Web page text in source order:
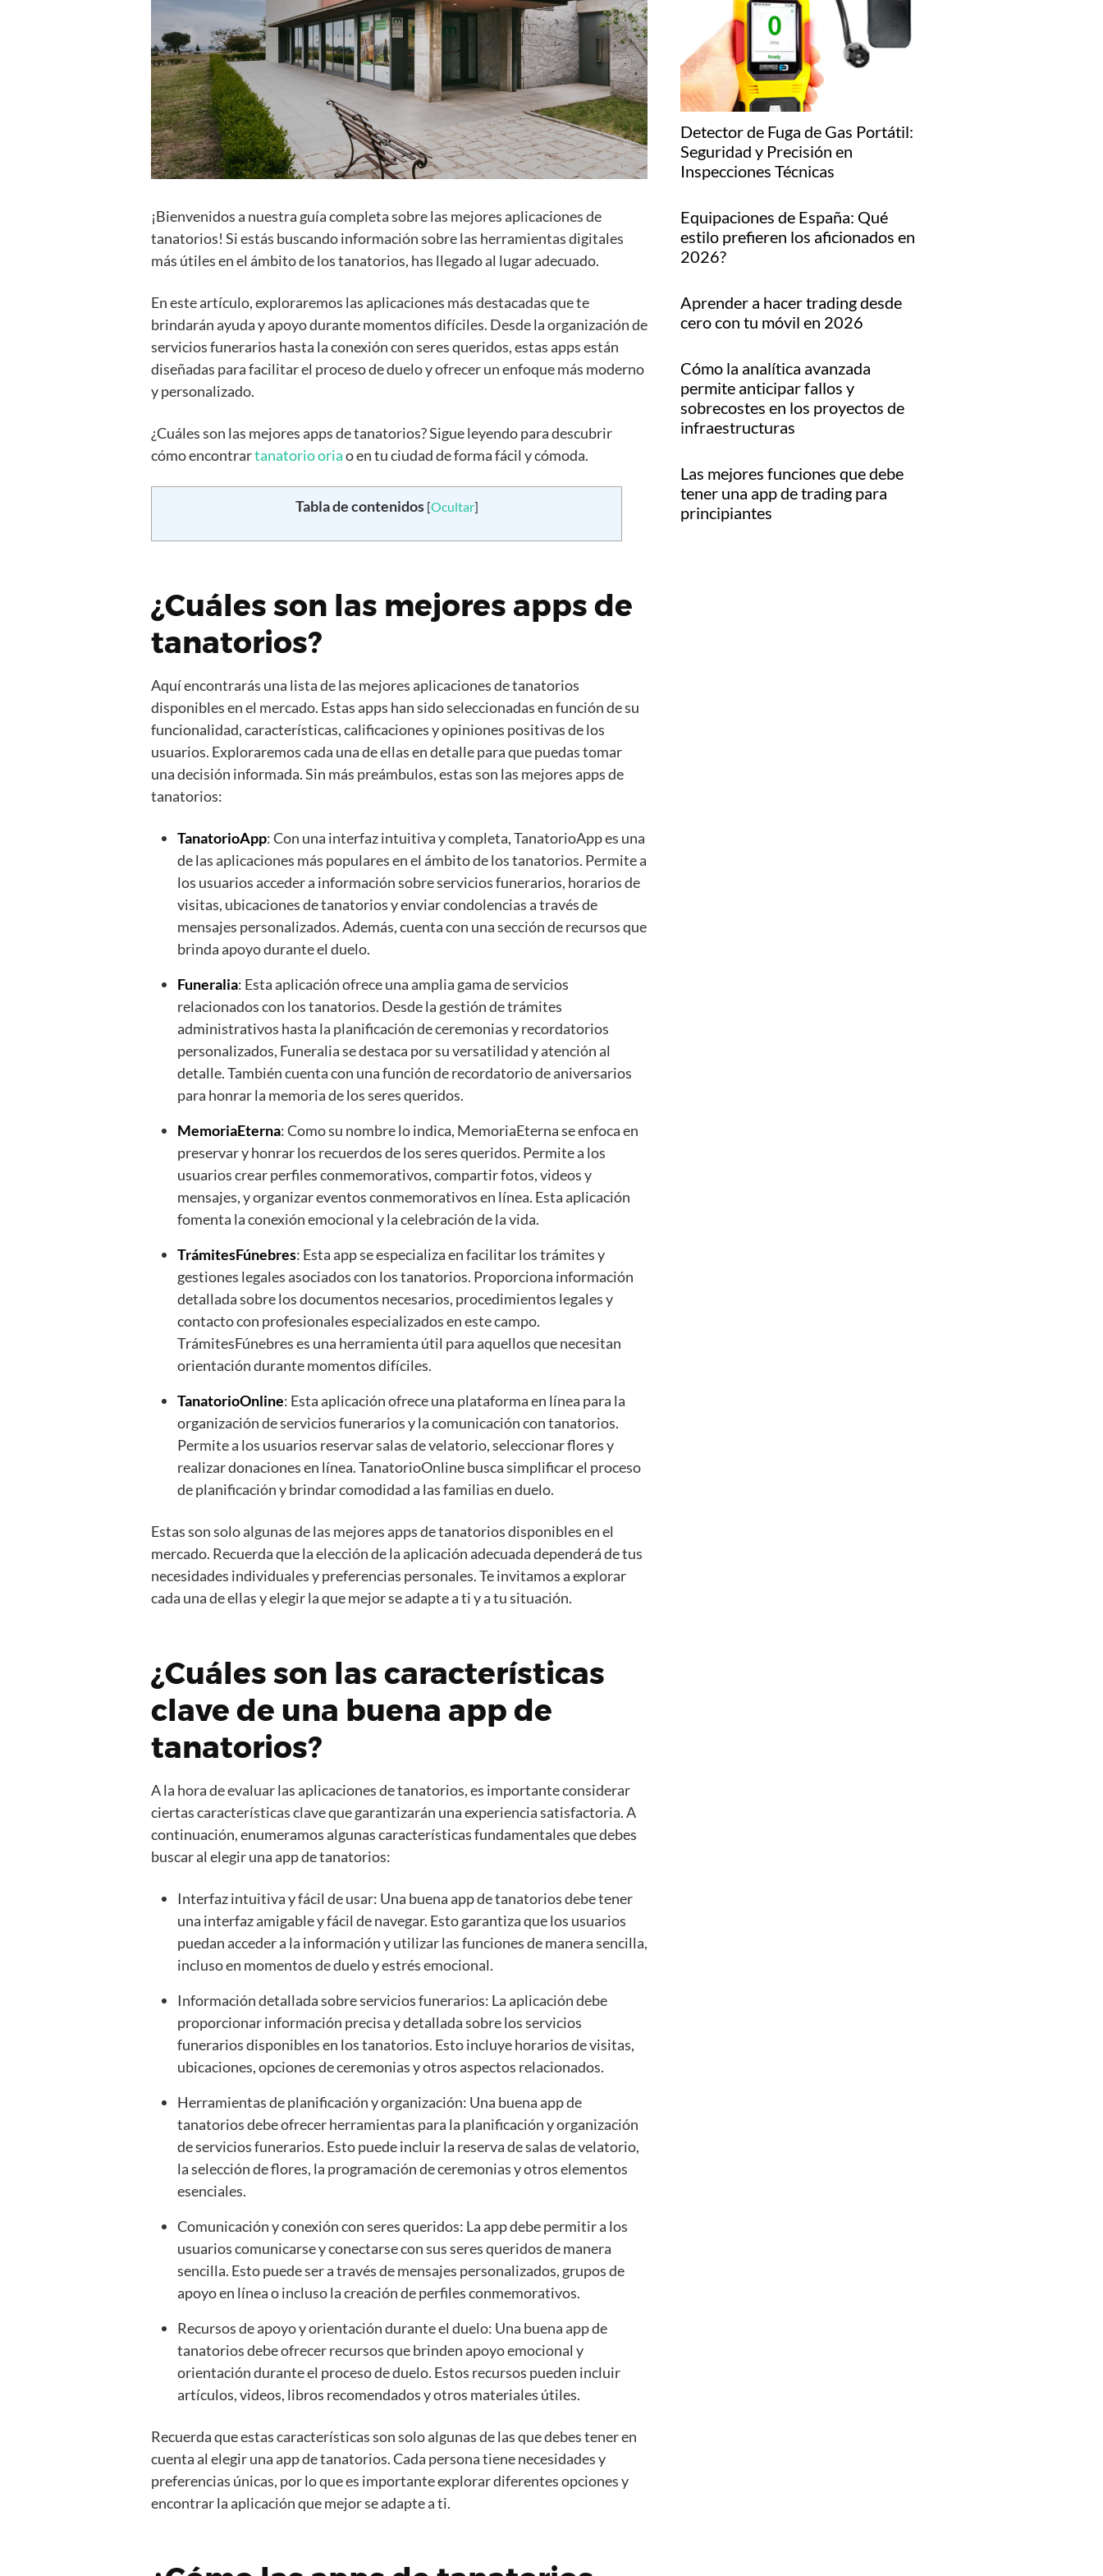
¡Bienvenidos a nuestra guía completa sobre las mejores aplicaciones de
tanatorios! Si estás buscando información sobre las herramientas digitales
más útiles en el ámbito de los tanatorios, has llegado al lugar adecuado.
En este artículo, exploraremos las aplicaciones más destacadas que te
brindarán ayuda y apoyo durante momentos difíciles. Desde la organización de
servicios funerarios hasta la conexión con seres queridos, estas apps están
diseñadas para facilitar el proceso de duelo y ofrecer un enfoque más moderno
y personalizado.
¿Cuáles son las mejores apps de tanatorios? Sigue leyendo para descubrir
cómo encontrartanatorio oriao en tu ciudad de forma fácil y cómoda.
Tabla de contenidos [Ocultar]
¿Cuáles son las mejores apps de
tanatorios?
Aquí encontrarás una lista de las mejores aplicaciones de tanatorios
disponibles en el mercado. Estas apps han sido seleccionadas en función de su
funcionalidad, características, calificaciones y opiniones positivas de los
usuarios. Exploraremos cada una de ellas en detalle para que puedas tomar
una decisión informada. Sin más preámbulos, estas son las mejores apps de
tanatorios:
TanatorioApp: Con una interfaz intuitiva y completa, TanatorioApp es una
de las aplicaciones más populares en el ámbito de los tanatorios. Permite a
los usuarios acceder a información sobre servicios funerarios, horarios de
visitas, ubicaciones de tanatorios y enviar condolencias a través de
mensajes personalizados. Además, cuenta con una sección de recursos que
brinda apoyo durante el duelo.
Funeralia: Esta aplicación ofrece una amplia gama de servicios
relacionados con los tanatorios. Desde la gestión de trámites
administrativos hasta la planificación de ceremonias y recordatorios
personalizados, Funeralia se destaca por su versatilidad y atención al
detalle. También cuenta con una función de recordatorio de aniversarios
para honrar la memoria de los seres queridos.
MemoriaEterna: Como su nombre lo indica, MemoriaEterna se enfoca en
preservar y honrar los recuerdos de los seres queridos. Permite a los
usuarios crear perfiles conmemorativos, compartir fotos, videos y
mensajes, y organizar eventos conmemorativos en línea. Esta aplicación
fomenta la conexión emocional y la celebración de la vida.
TrámitesFúnebres: Esta app se especializa en facilitar los trámites y
gestiones legales asociados con los tanatorios. Proporciona información
detallada sobre los documentos necesarios, procedimientos legales y
contacto con profesionales especializados en este campo.
TrámitesFúnebres es una herramienta útil para aquellos que necesitan
orientación durante momentos difíciles.
TanatorioOnline: Esta aplicación ofrece una plataforma en línea para la
organización de servicios funerarios y la comunicación con tanatorios.
Permite a los usuarios reservar salas de velatorio, seleccionar flores y
realizar donaciones en línea. TanatorioOnline busca simplificar el proceso
de planificación y brindar comodidad a las familias en duelo.
Estas son solo algunas de las mejores apps de tanatorios disponibles en el
mercado. Recuerda que la elección de la aplicación adecuada dependerá de tus
necesidades individuales y preferencias personales. Te invitamos a explorar
cada una de ellas y elegir la que mejor se adapte a ti y a tu situación.
¿Cuáles son las características
clave de una buena app de
tanatorios?
A la hora de evaluar las aplicaciones de tanatorios, es importante considerar
ciertas características clave que garantizarán una experiencia satisfactoria. A
continuación, enumeramos algunas características fundamentales que debes
buscar al elegir una app de tanatorios:
Interfaz intuitiva y fácil de usar: Una buena app de tanatorios debe tener
una interfaz amigable y fácil de navegar. Esto garantiza que los usuarios
puedan acceder a la información y utilizar las funciones de manera sencilla,
incluso en momentos de duelo y estrés emocional.
Información detallada sobre servicios funerarios: La aplicación debe
proporcionar información precisa y detallada sobre los servicios
funerarios disponibles en los tanatorios. Esto incluye horarios de visitas,
ubicaciones, opciones de ceremonias y otros aspectos relacionados.
Herramientas de planificación y organización: Una buena app de
tanatorios debe ofrecer herramientas para la planificación y organización
de servicios funerarios. Esto puede incluir la reserva de salas de velatorio,
la selección de flores, la programación de ceremonias y otros elementos
esenciales.
Comunicación y conexión con seres queridos: La app debe permitir a los
usuarios comunicarse y conectarse con sus seres queridos de manera
sencilla. Esto puede ser a través de mensajes personalizados, grupos de
apoyo en línea o incluso la creación de perfiles conmemorativos.
Recursos de apoyo y orientación durante el duelo: Una buena app de
tanatorios debe ofrecer recursos que brinden apoyo emocional y
orientación durante el proceso de duelo. Estos recursos pueden incluir
artículos, videos, libros recomendados y otros materiales útiles.
Recuerda que estas características son solo algunas de las que debes tener en
cuenta al elegir una app de tanatorios. Cada persona tiene necesidades y
preferencias únicas, por lo que es importante explorar diferentes opciones y
encontrar la aplicación que mejor se adapte a ti.
Detector de Fuga de Gas Portátil:
Seguridad y Precisión en
Inspecciones Técnicas
Equipaciones de España: Qué
estilo prefieren los aficionados en
2026?
Aprender a hacer trading desde
cero con tu móvil en 2026
Cómo la analítica avanzada
permite anticipar fallos y
sobrecostes en los proyectos de
infraestructuras
Las mejores funciones que debe
tener una app de trading para
principiantes